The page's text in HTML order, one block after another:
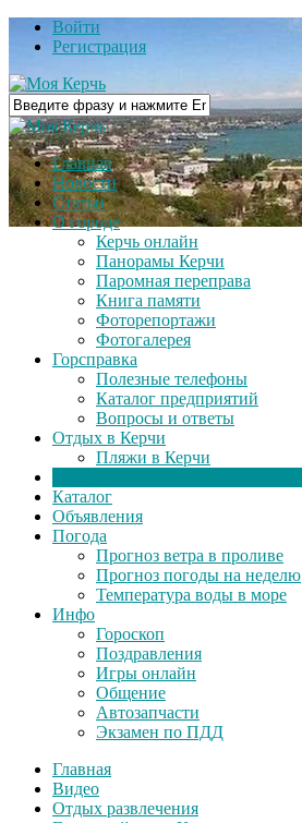
Войти
Регистрация
Главная
Новости
Статьи
О городе
Керчь онлайн
Панорамы Керчи
Паромная переправа
Книга памяти
Фоторепортажи
Фотогалерея
Горсправка
Полезные телефоны
Каталог предприятий
Вопросы и ответы
Отдых в Керчи
Пляжи в Керчи
Каталог
Объявления
Погода
Прогноз ветра в проливе
Прогноз погоды на неделю
Температура воды в море
Инфо
Гороскоп
Поздравления
Игры онлайн
Общение
Автозапчасти
Экзамен по ПДД
Главная
Видео
Отдых развлечения